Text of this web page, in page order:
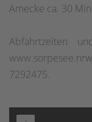
Amecke ca. 30
Abfahrtzeiten
7292475.